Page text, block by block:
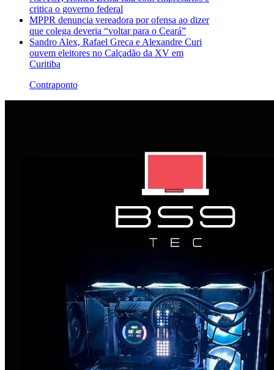
critica o governo federal
MPPR denuncia vereadora por ofensa ao dizer
que colega deveria “voltar para o Ceará”
Sandro Alex, Rafael Greca e Alexandre Curi
ouvem eleitores no Calçadão da XV em
Curitiba
Contraponto